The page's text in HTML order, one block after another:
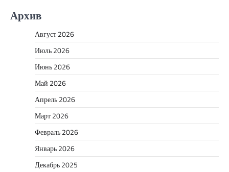
Архив
Август 2026
Июль 2026
Июнь 2026
Май 2026
Апрель 2026
Март 2026
Февраль 2026
Январь 2026
Декабрь 2025